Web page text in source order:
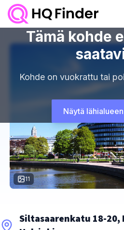
Tämä kohde
Kohde on vuokrattu tai
Näytä
11
Siltasaarenkatu 18-20,